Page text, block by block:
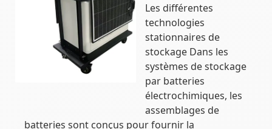
Les différentes
technologies
stationnaires de
stockage Dans les
systèmes de stockage
par batteries
électrochimiques, les
assemblages de
batteries sont conçus pour fournir la